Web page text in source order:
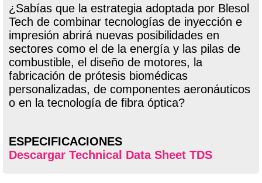
¿Sabías que la estrategia adoptada por Blesol
Tech de combinar tecnologías de inyección e
impresión abrirá nuevas posibilidades en
sectores como el de la energía y las pilas de
combustible, el diseño de motores, la
fabricación de prótesis biomédicas
personalizadas, de componentes aeronáuticos
o en la tecnología de fibra óptica?
ESPECIFICACIONES
Descargar Technical Data Sheet TDS